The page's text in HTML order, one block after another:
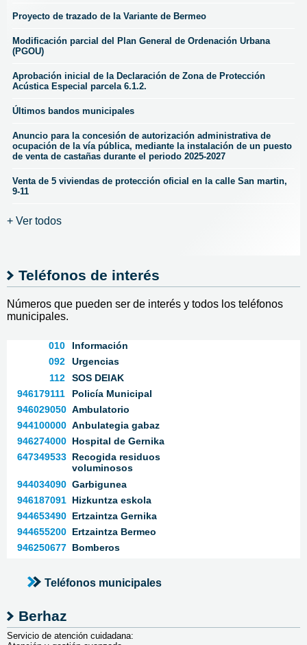
Proyecto de trazado de la Variante de Bermeo
Modificación parcial del Plan General de Ordenación Urbana
(PGOU)
Aprobación inicial de la Declaración de Zona de Protección
Acústica Especial parcela 6.1.2.
Últimos bandos municipales
Anuncio para la concesión de autorización administrativa de
ocupación de la vía pública, mediante la instalación de un puesto
de venta de castañas durante el periodo 2025-2027
Venta de 5 viviendas de protección oficial en la calle San martin,
9-11
+ Ver todos
Teléfonos de interés
Números que pueden ser de interés y todos los teléfonos
municipales.
010
Información
092
Urgencias
112
SOS DEIAK
946179111
Policía Municipal
946029050 Ambulatorio
944100000 Anbulategia gabaz
946274000 Hospital de Gernika
647349533 Recogida residuos
voluminosos
944034090 Garbigunea
946187091 Hizkuntza eskola
944653490 Ertzaintza Gernika
944655200 Ertzaintza Bermeo
946250677 Bomberos
Teléfonos municipales
Berhaz
Servicio de atención cuidadana: